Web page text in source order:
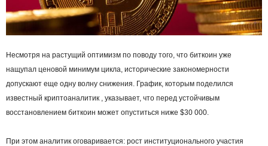
Несмотря на растущий оптимизм по поводу того, что биткоин уже
нащупал ценовой минимум цикла, исторические закономерности
допускают еще одну волну снижения. График, которым поделился
известный криптоаналитик , указывает, что перед устойчивым
восстановлением биткоин может опуститься ниже $30 000.
При этом аналитик оговаривается: рост институционального участия